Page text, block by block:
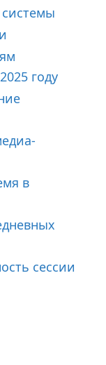
году
в
сессии